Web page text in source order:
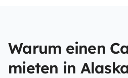
Warum einen
mieten in